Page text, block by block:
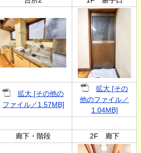
拡大 [その他の
ファイル／1.57MB]
拡大 [その
他のファイル／
1.04MB]
廊下・階段 2F 廊下